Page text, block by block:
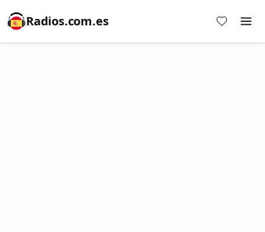
Radios.com.es